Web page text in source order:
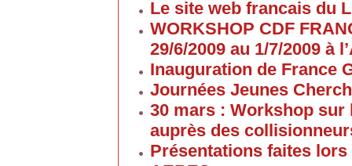
Le site web francais du
WORKSHOP CDF
29/6/2009 au 1/7/2009 à
Inauguration de France
Journées Jeunes
30 mars : Workshop
auprès des
Présentations faites